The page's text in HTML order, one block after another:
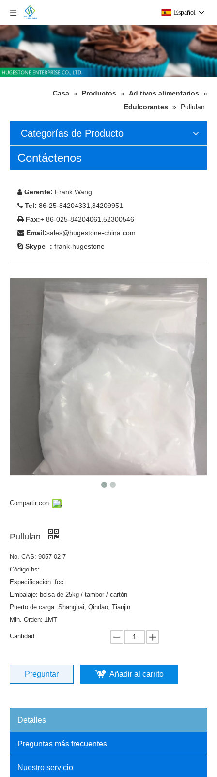
Español
Casa » Productos » Aditivos alimentarios
»
Edulcorantes
» Pullulan
Categorías de Producto
Contáctenos
 Gerente: Frank Wang
 Tel: 86-25-84204331,84209951
 Fax:+ 86-025-84204061,52300546
 Email:sales@hugestone-china.com
 Skype ： frank-hugestone
Compartir con:
Pullulan
No. CAS: 9057-02-7
Código hs:
Especificación: fcc
Embalaje: bolsa de 25kg / tambor / cartón
Puerto de carga: Shanghai; Qindao; Tianjin
Min. Orden: 1MT
Cantidad:
Preguntar Añadir al carrito
Detalles
Preguntas más frecuentes
Nuestro servicio